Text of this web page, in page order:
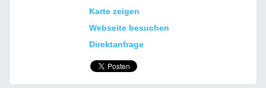
Karte zeigen
Webseite besuchen
Direktanfrage